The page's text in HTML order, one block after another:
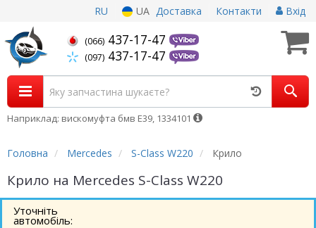
RU UA Доставка Контакти Вхід
(066) 437-17-47
(097) 437-17-47
Наприклад: вискомуфта бмв Е39, 1334101
Головна Mercedes S-Class W220 Крило
Крило на Mercedes S-Class W220
Уточніть
автомобіль: